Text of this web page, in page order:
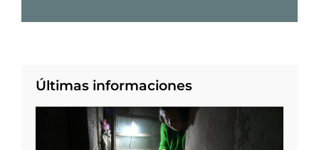
Últimas informaciones